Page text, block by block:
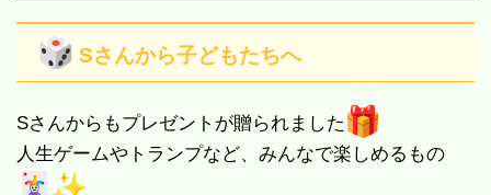
Sさんから子どもたちへ
Sさんからもプレゼントが贈られました
人生ゲームやトランプなど、みんなで楽しめるもの